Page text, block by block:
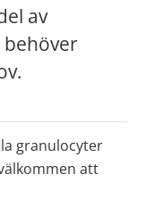
av
behöver
granulocyter
att